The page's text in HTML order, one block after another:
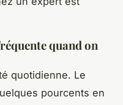
quand on
quotidienne. Le
pourcents en